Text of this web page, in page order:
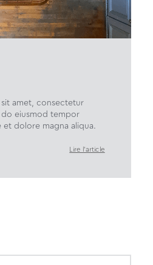
sit amet, consectetur
eiusmod tempor
dolore magna aliqua.
Lire l'article